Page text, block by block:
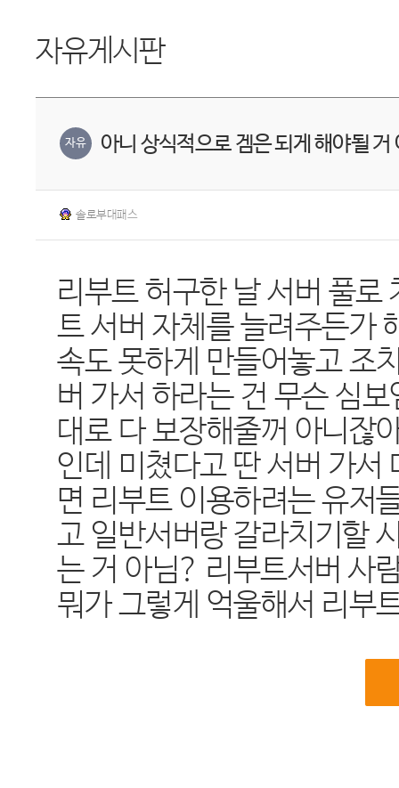
자유게시판
자유 아니 상식적으로 겜은 되게 해야될
솔로부대패스
리부트 허구한 날 서버 풀로
트 서버 자체를 늘려주든가
속도 못하게 만들어놓고 조
버 가서 하라는 건 무슨 심
대로 다 보장해줄꺼 아니잖
인데 미쳤다고 딴 서버 가
면 리부트 이용하려는 유저
고 일반서버랑 갈라치기할
는 거 아님? 리부트서버 사
뭐가 그렇게 억울해서 리부